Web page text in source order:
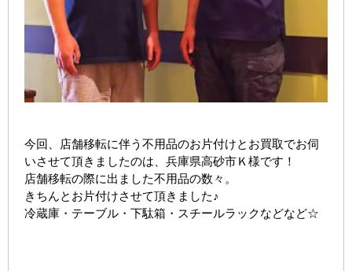
今回、店舗移転に伴う不用品のお片付けとお買取でお伺
いさせて頂きましたのは、兵庫県高砂市Ｋ様です！
店舗移転の際に出ました不用品の数々。
きちんとお片付けさせて頂きました♪
冷蔵庫・テーブル・下駄箱・スチールラックなどなど☆